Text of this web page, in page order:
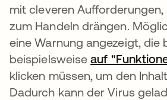
mit cleveren
zum Handeln drängen.
eine Warnung angezeigt, die
beispielsweiseauf
klicken müssen, um den
Dadurch kann der Virus